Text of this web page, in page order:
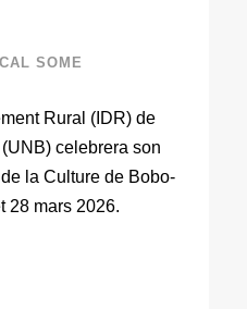
SOME
Rural (IDR) de
celebrera son
la Culture de Bobo-
28 mars 2026.